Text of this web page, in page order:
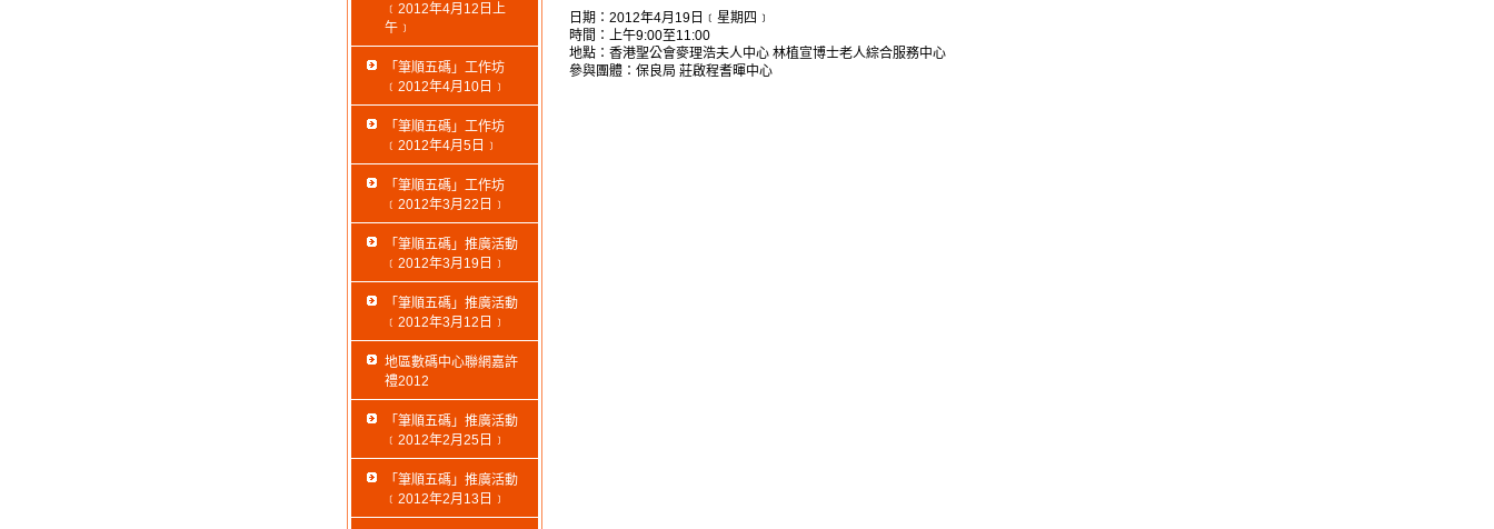
日期：2012年4月19日﹝星期四﹞
時間：上午9:00至11:00
地點：香港聖公會麥理浩夫人中心 林植宣博士老人綜合服務中心
參與團體：保良局 莊啟程耆暉中心
﹝2012年4月12日上
午﹞
「筆順五碼」工作坊
﹝2012年4月10日﹞
「筆順五碼」工作坊
﹝2012年4月5日﹞
「筆順五碼」工作坊
﹝2012年3月22日﹞
「筆順五碼」推廣活動
﹝2012年3月19日﹞
「筆順五碼」推廣活動
﹝2012年3月12日﹞
地區數碼中心聯網嘉許
禮2012
「筆順五碼」推廣活動
﹝2012年2月25日﹞
「筆順五碼」推廣活動
﹝2012年2月13日﹞